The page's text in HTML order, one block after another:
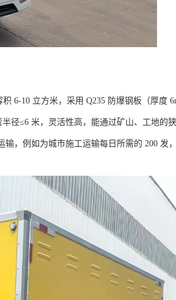
6-10 立方米，采用 Q235 防爆钢板（厚度
径≤6 米，灵活性高，能通过矿山、工地的
，例如为城市施工运输每日所需的 200 发